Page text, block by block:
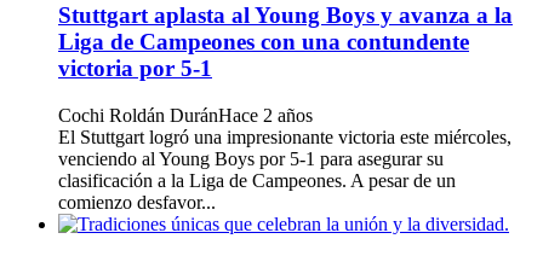
Stuttgart aplasta al Young Boys y avanza a la
Liga de Campeones con una contundente
victoria por 5-1
Cochi Roldán DuránHace 2 años
El Stuttgart logró una impresionante victoria este miércoles,
venciendo al Young Boys por 5-1 para asegurar su
clasificación a la Liga de Campeones. A pesar de un
comienzo desfavor...